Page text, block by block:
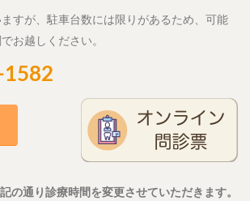
すが、駐車台数には限りがあるため、可能
お越しください。
の通り診療時間を変更させていただきます。